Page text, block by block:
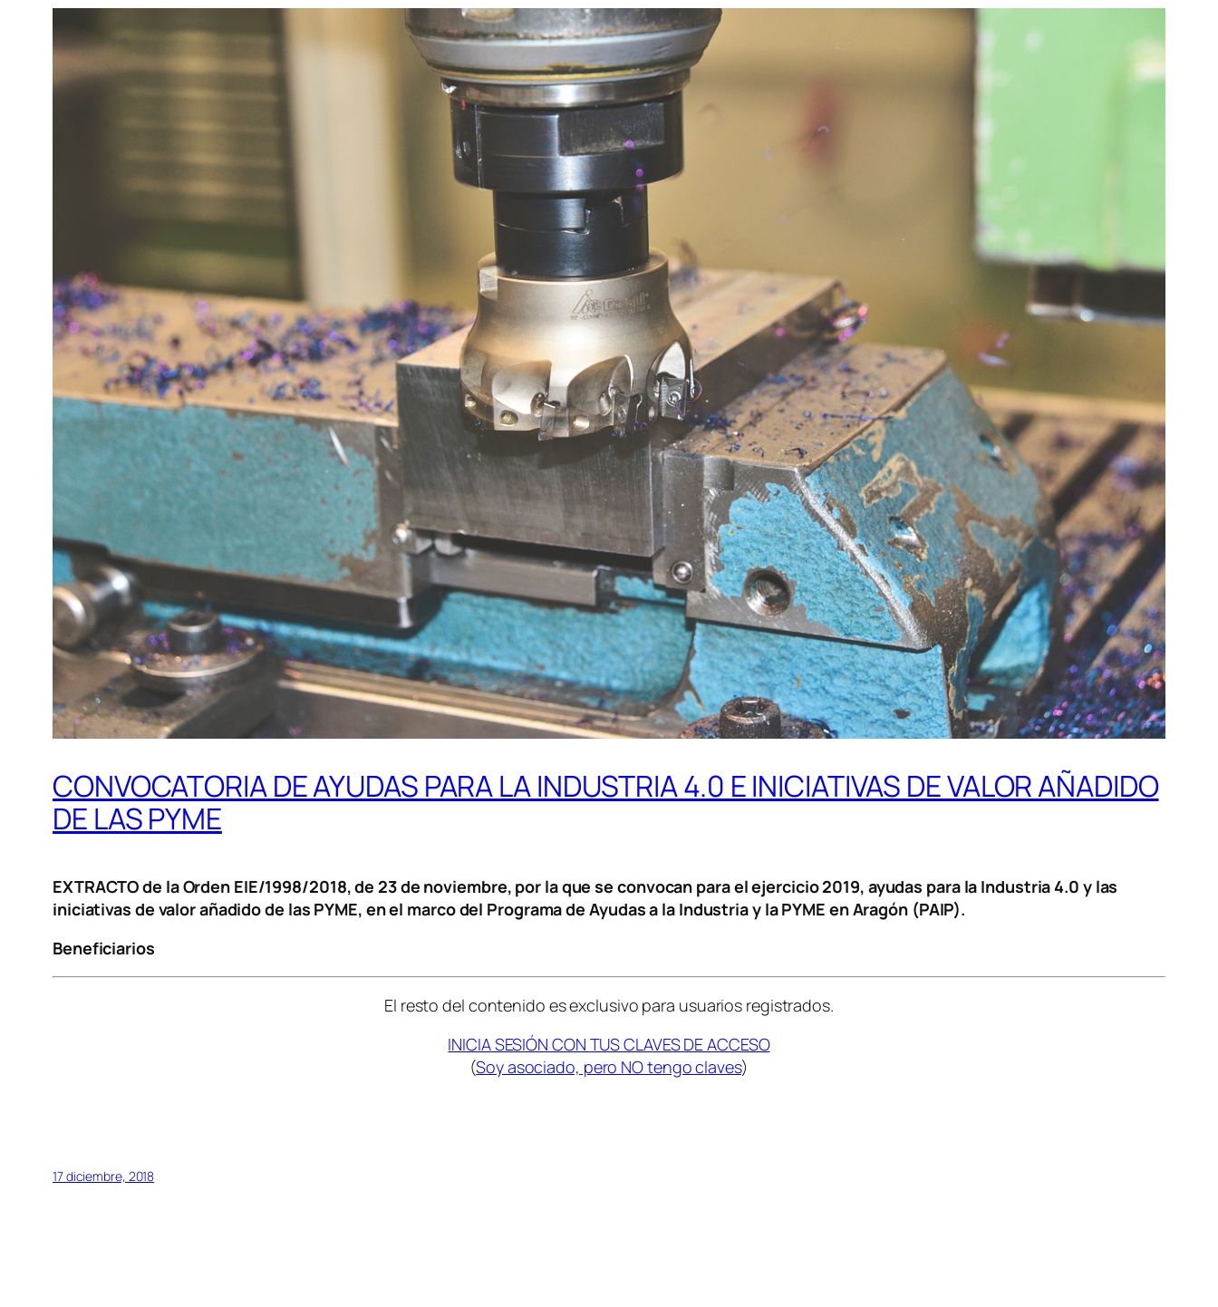
CONVOCATORIA DE AYUDAS PARA LA INDUSTRIA 4.0 E INICIATIVAS DE VALOR AÑADIDO
DE LAS PYME
EXTRACTO de la Orden EIE/1998/2018, de 23 de noviembre, por la que se convocan para el ejercicio 2019, ayudas para la Industria 4.0 y las
iniciativas de valor añadido de las PYME, en el marco del Programa de Ayudas a la Industria y la PYME en Aragón (PAIP).
Beneficiarios
El resto del contenido es exclusivo para usuarios registrados.
INICIA SESIÓN CON TUS CLAVES DE ACCESO
(Soy asociado, pero NO tengo claves)
17 diciembre, 2018